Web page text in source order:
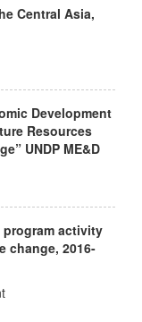
Central Asia,
Development
Resources
UNDP ME&D
program activity
change, 2016-